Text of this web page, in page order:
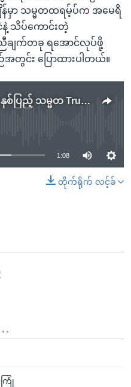
န်မှာ သမ္မတထရမ့်ပ်က အမေရိ
နဲ့ သိပ်ကောင်းတဲ့
ျက်တခု ရအောင်လုပ်ဖို့
တွင်း ပြောထားပါတယ်။
D-Day ကမ်းတက်တိုက်ပွဲ ၇၅ နှစ်ပြည့် သမ္မတ Trump တက်ရောက်
available
1:08
တိုက်ရိုက် လင့်ခ်
ကြုံ